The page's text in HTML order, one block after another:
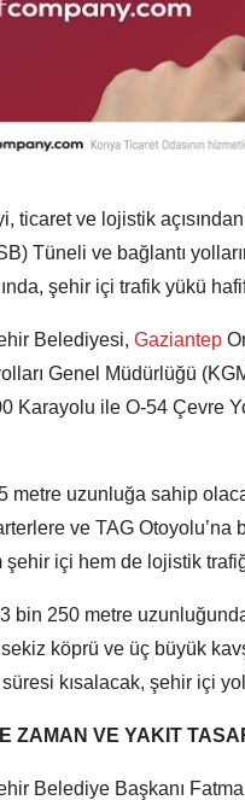
ticaret ve lojistik
Tüneli ve bağlantı
şehir içi trafik yükü
Belediyesi, Gaziantep
Genel Müdürlüğü
Karayolu ile O-54 Çevre
metre uzunluğa sahip
ve TAG
içi hem de lojistik
bin 250 metre
köprü ve üç büyük
kısalacak, şehir içi
ZAMAN VE YAKIT
Belediye Başkanı